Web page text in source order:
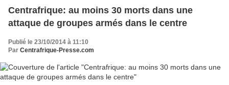
Centrafrique: au moins 30 morts dans une
attaque de groupes armés dans le centre
Publié le 23/10/2014 à 11:10
Par Centrafrique-Presse.com